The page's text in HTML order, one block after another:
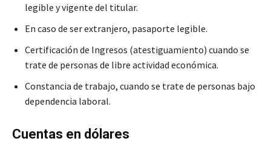
legible y vigente del titular.
En caso de ser extranjero, pasaporte legible.
Certificación de Ingresos (atestiguamiento) cuando se
trate de personas de libre actividad económica.
Constancia de trabajo, cuando se trate de personas bajo
dependencia laboral.
Cuentas en dólares